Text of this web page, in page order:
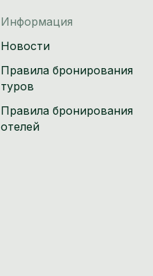
Информация
Новости
Правила бронирования
туров
Правила бронирования
отелей